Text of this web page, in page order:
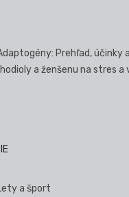
Prehľad, účinky
a ženšenu na stres a
a šport